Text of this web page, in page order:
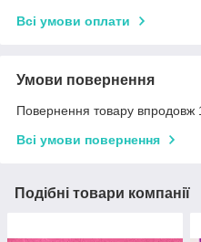
Всі умови оплати
Умови повернення
Повернення товару впродовж
Всі умови повернення
Подібні товари компанії